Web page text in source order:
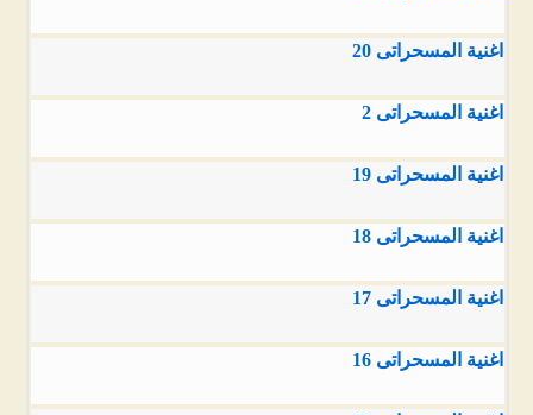
اغنية المسحراتى 20
اغنية المسحراتى 2
اغنية المسحراتى 19
اغنية المسحراتى 18
اغنية المسحراتى 17
اغنية المسحراتى 16